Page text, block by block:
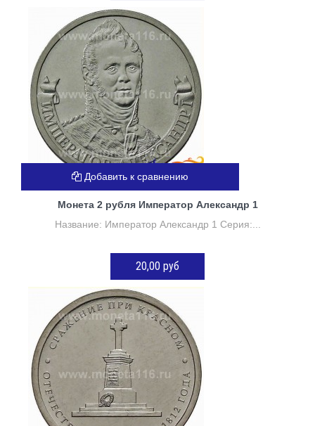
ДОБАВИТЬ В КОРЗИНУ
Монета 2 рубля Император Александр 1
Название: Император Александр 1 Серия:...
20,00 руб
ДОБАВИТЬ В КОРЗИНУ
Добавить к сравнению